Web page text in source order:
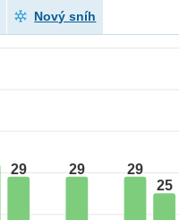
Nový sníh
29
29
29
25